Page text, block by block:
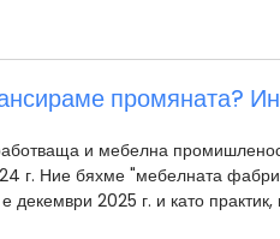
промяната?
и мебелна
г. Ние бяхме "мебелната
декември 2025 г. и като